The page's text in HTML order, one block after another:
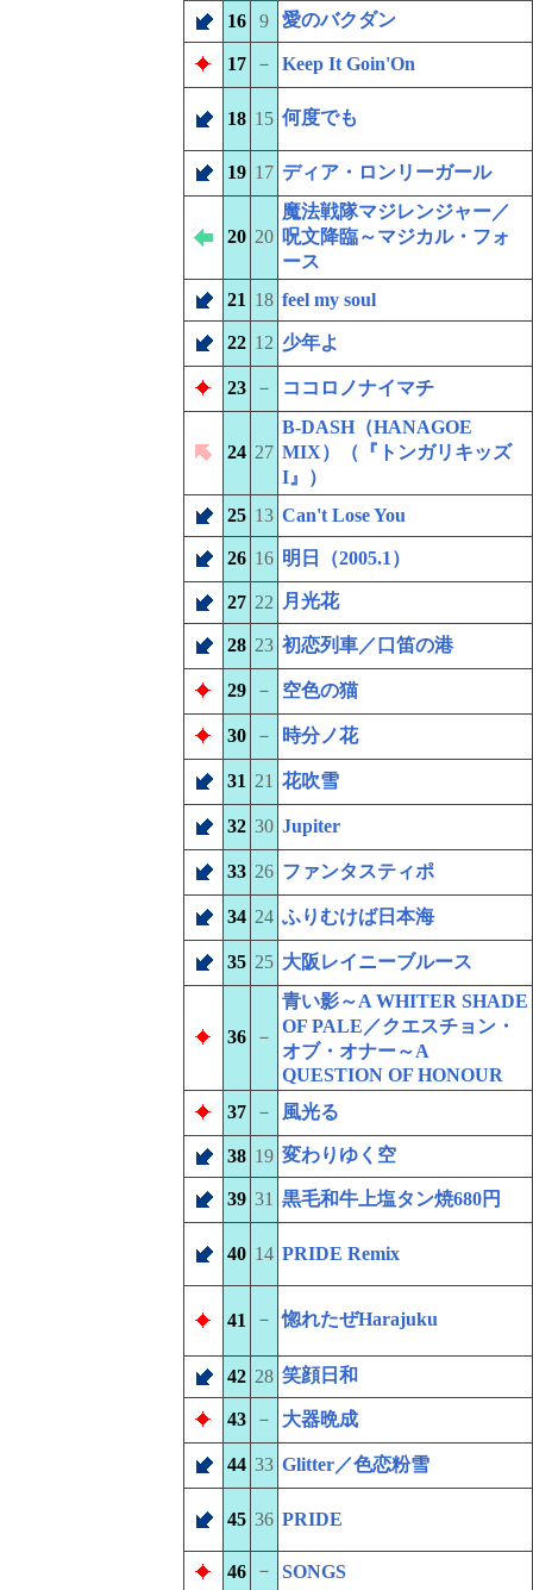
16 9 愛のバクダン
17 － Keep It Goin'On
18 15 何度でも
19 17 ディア・ロンリーガール
20 20
魔法戦隊マジレンジャー／
呪文降臨～マジカル・フォ
ース
21 18 feel my soul
22 12 少年よ
23 － ココロノナイマチ
24 27
B-DASH（HANAGOE
MIX）（『トンガリキッズ
I』）
25 13 Can't Lose You
26 16 明日（2005.1）
27 22 月光花
28 23 初恋列車／口笛の港
29 － 空色の猫
30 － 時分ノ花
31 21 花吹雪
32 30 Jupiter
33 26 ファンタスティポ
34 24 ふりむけば日本海
35 25 大阪レイニーブルース
36 －
青い影～A WHITER SHADE
OF PALE／クエスチョン・
オブ・オナー～A
QUESTION OF HONOUR
37
－ 風光る
38 19 変わりゆく空
39 31 黒毛和牛上塩タン焼680円
40 14 PRIDE Remix
41 － 惚れたぜHarajuku
42 28 笑顔日和
43 － 大器晩成
44 33 Glitter／色恋粉雪
45 36 PRIDE
46 － SONGS